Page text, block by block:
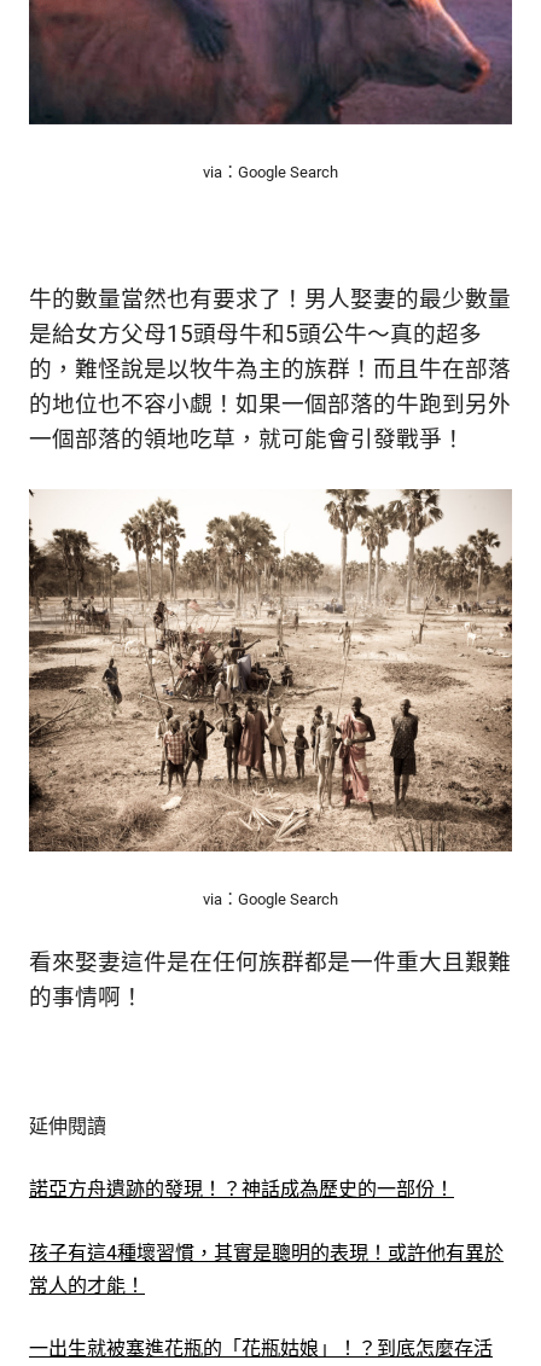
via：Google Search
牛的數量當然也有要求了！男人娶妻的最少數量
是給女方父母15頭母牛和5頭公牛～真的超多
的，難怪說是以牧牛為主的族群！而且牛在部落
的地位也不容小覷！如果一個部落的牛跑到另外
一個部落的領地吃草，就可能會引發戰爭！
via：Google Search
看來娶妻這件是在任何族群都是一件重大且艱難
的事情啊！
延伸閱讀
諾亞方舟遺跡的發現！？神話成為歷史的一部份！
孩子有這4種壞習慣，其實是聰明的表現！或許他有異於
常人的才能！
一出生就被塞進花瓶的「花瓶姑娘」！？到底怎麼存活